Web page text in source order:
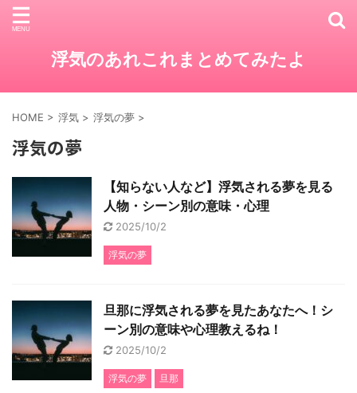
浮気のあれこれまとめてみたよ
HOME > 浮気 > 浮気の夢 >
浮気の夢
【知らない人など】浮気される夢を見る
人物・シーン別の意味・心理
2025/10/2
浮気の夢
旦那に浮気される夢を見たあなたへ！シ
ーン別の意味や心理教えるね！
2025/10/2
浮気の夢 旦那